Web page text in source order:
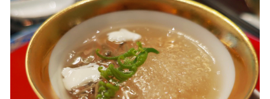
合作與代言
訂閱電子報